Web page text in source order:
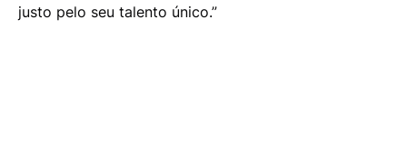
justo pelo seu talento único.”